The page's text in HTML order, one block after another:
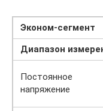
Эконом-сегмент
Диапазон
Постоянное
напряжение